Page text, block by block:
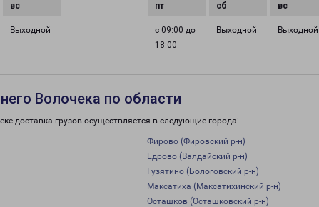
Выходной
с 09:00 до
18:00
Выходной Выходной
Волочека по области
доставка грузов осуществляется в следующие города:
Фирово (Фировский р-н)
Едрово (Валдайский р-н)
Гузятино (Бологовский р-н)
Максатиха (Максатихинский р-н)
Осташков (Осташковский р-н)